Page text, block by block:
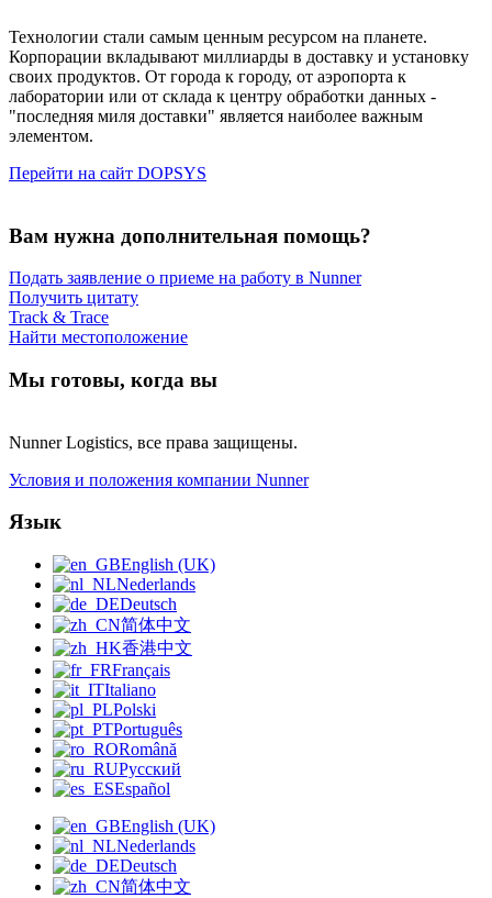
Технологии стали самым ценным ресурсом на планете.
Корпорации вкладывают миллиарды в доставку и установку
своих продуктов. От города к городу, от аэропорта к
лаборатории или от склада к центру обработки данных -
"последняя миля доставки" является наиболее важным
элементом.
Перейти на сайт DOPSYS
Вам нужна дополнительная помощь?
Подать заявление о приеме на работу в Nunner
Получить цитату
Track & Trace
Найти местоположение
Мы готовы, когда вы
Nunner Logistics, все права защищены.
Условия и положения компании Nunner
Язык
English (UK)
Nederlands
Deutsch
简体中文
香港中文
Français
Italiano
Polski
Português
Română
Русский
Español
English (UK)
Nederlands
Deutsch
简体中文